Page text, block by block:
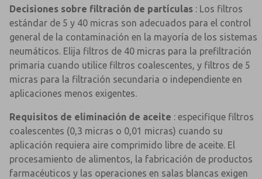
Decisiones sobre filtración de partículas : Los filtros
estándar de 5 y 40 micras son adecuados para el control
general de la contaminación en la mayoría de los sistemas
neumáticos. Elija filtros de 40 micras para la prefiltración
primaria cuando utilice filtros coalescentes, y filtros de 5
micras para la filtración secundaria o independiente en
aplicaciones menos exigentes.
Requisitos de eliminación de aceite : especifique filtros
coalescentes (0,3 micras o 0,01 micras) cuando su
aplicación requiera aire comprimido libre de aceite. El
procesamiento de alimentos, la fabricación de productos
farmacéuticos y las operaciones en salas blancas exigen